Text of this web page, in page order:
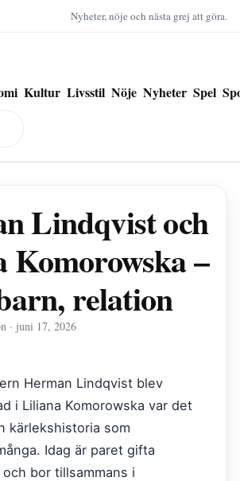
Nyheter, nöje och nästa grej att göra.
Kultur Livsstil Nöje Nyheter Spel
Lindqvist och
–
relation
· juni 17, 2026
Herman Lindqvist blev
i Liliana Komorowska var det
kärlekshistoria som
Idag är paret gifta
och bor tillsammans i